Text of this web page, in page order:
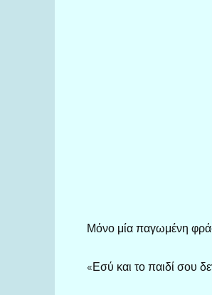
Μόνο μία παγωμένη
«Εσύ και το παιδί σου